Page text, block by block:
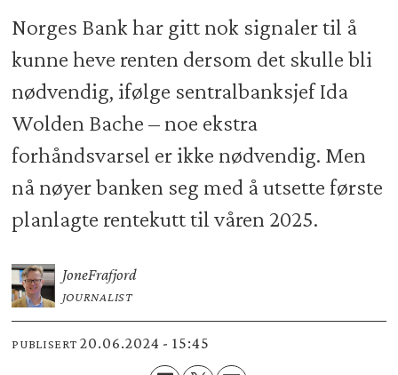
Norges Bank har gitt nok signaler til å
kunne heve renten dersom det skulle bli
nødvendig, ifølge sentralbanksjef Ida
Wolden Bache – noe ekstra
forhåndsvarsel er ikke nødvendig. Men
nå nøyer banken seg med å utsette første
planlagte rentekutt til våren 2025.
JoneFrafjord
JOURNALIST
PUBLISERT 20.06.2024 - 15:45